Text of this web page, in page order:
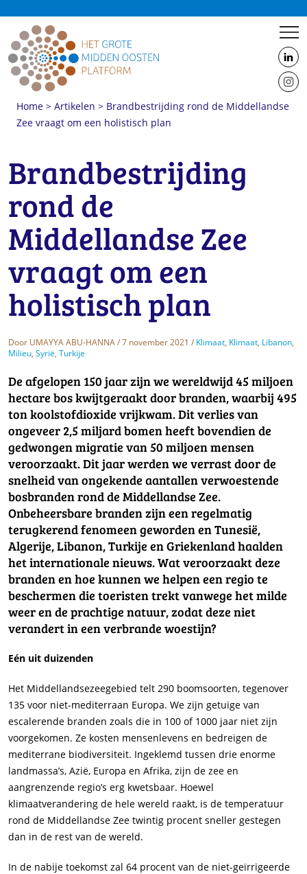
us
on
us
on
Home > Artikelen > Brandbestrijding rond de Middellandse
Zee vraagt om een holistisch plan
Wildfires raging in Algeria @ Makaveli photograpie
Brandbestrijding
rond de
Middellandse Zee
vraagt om een
holistisch plan
Door UMAYYA ABU-HANNA/ 7 november 2021 / Klimaat, Klimaat, Libanon,
Milieu, Syrië, Turkije
De afgelopen 150 jaar zijn we wereldwijd 45 miljoen
hectare bos kwijtgeraakt door branden, waarbij 495
ton koolstofdioxide vrijkwam. Dit verlies van
ongeveer 2,5 miljard bomen heeft bovendien de
gedwongen migratie van 50 miljoen mensen
veroorzaakt. Dit jaar werden we verrast door de
snelheid van ongekende aantallen verwoestende
bosbranden rond de Middellandse Zee.
Onbeheersbare branden zijn een regelmatig
terugkerend fenomeen geworden en Tunesië,
Algerije, Libanon, Turkije en Griekenland haalden
het internationale nieuws. Wat veroorzaakt deze
branden en hoe kunnen we helpen een regio te
beschermen die toeristen trekt vanwege het milde
weer en de prachtige natuur, zodat deze niet
verandert in een verbrande woestijn?
Eén uit duizenden
Het Middellandsezeegebied telt 290 boomsoorten, tegenover
135 voor niet-mediterraan Europa. We zijn getuige van
escalerende branden zoals die in 100 of 1000 jaar niet zijn
voorgekomen. Ze kosten mensenlevens en bedreigen de
mediterrane biodiversiteit. Ingeklemd tussen drie enorme
landmassa’s, Azië, Europa en Afrika, zijn de zee en
aangrenzende regio’s erg kwetsbaar. Hoewel
klimaatverandering de hele wereld raakt, is de temperatuur
rond de Middellandse Zee twintig procent sneller gestegen
dan in de rest van de wereld.
In de nabije toekomst zal 64 procent van de niet-geïrrigeerde